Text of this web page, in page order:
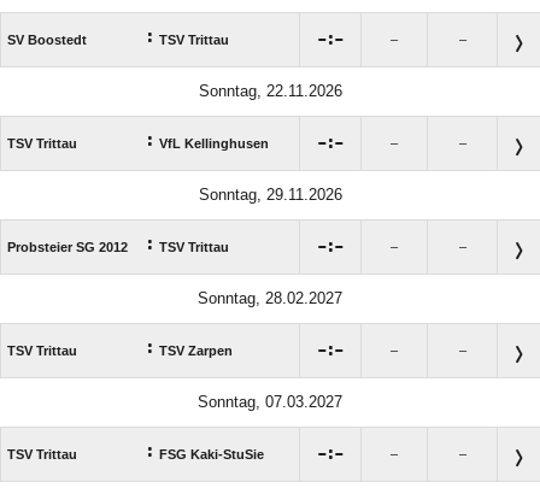
SV Boostedt : TSV Trittau : – –
Sonntag, 22.11.2026
TSV Trittau : VfL Kellinghusen : – –
Sonntag, 29.11.2026
Probsteier SG 2012 : TSV Trittau : – –
Sonntag, 28.02.2027
TSV Trittau : TSV Zarpen : – –
Sonntag, 07.03.2027
TSV Trittau : FSG Kaki-StuSie : – –